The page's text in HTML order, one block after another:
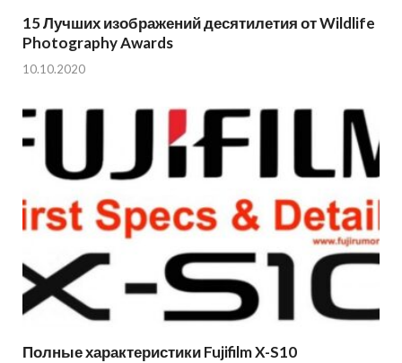
15 Лучших изображений десятилетия от Wildlife
Photography Awards
10.10.2020
Полные характеристики Fujifilm X-S10